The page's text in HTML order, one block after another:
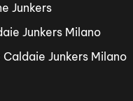
Junkers
Junkers Milano
Junkers Milano